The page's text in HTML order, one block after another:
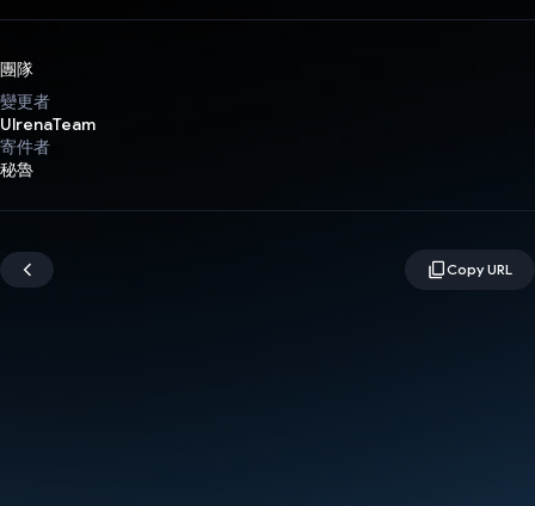
團隊
變更者
UlrenaTeam
寄件者
秘魯